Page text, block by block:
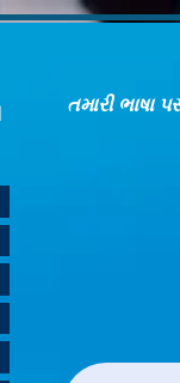
તમારી ભાષા